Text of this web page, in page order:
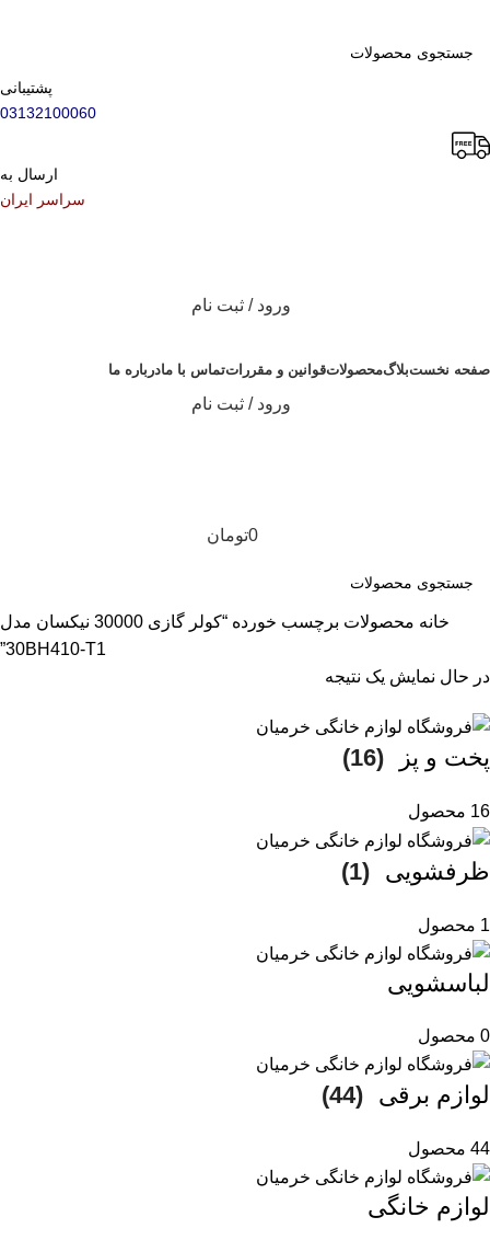
پشتیبانی
03132100060
ارسال به
سراسر ایران
ورود / ثبت نام
صفحه نخستبلاگمحصولاتقوانین و مقرراتتماس با مادرباره ما
ورود / ثبت نام
0تومان
خانه
محصولات برچسب خورده “کولر گازی 30000 نیکسان مدل
30BH410-T1”
در حال نمایش یک نتیجه
پخت و پز (16)
16 محصول
ظرفشویی (1)
1 محصول
لباسشویی
0 محصول
لوازم برقی (44)
44 محصول
لوازم خانگی